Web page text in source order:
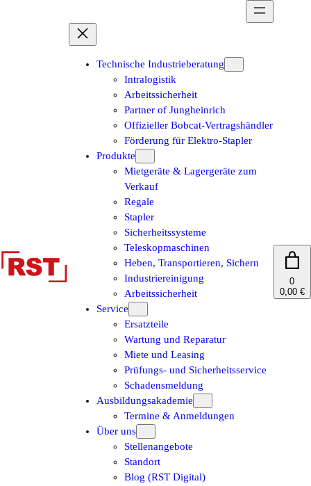
Technische Industrieberatung
Intralogistik
Arbeitssicherheit
Partner of Jungheinrich
Offizieller Bobcat-Vertragshändler
Förderung für Elektro-Stapler
Produkte
Mietgeräte & Lagergeräte zum
Verkauf
Regale
Stapler
Sicherheitssysteme
Teleskopmaschinen
Heben, Transportieren, Sichern
Industriereinigung
Arbeitssicherheit
Service
Ersatzteile
Wartung und Reparatur
Miete und Leasing
Prüfungs- und Sicherheitsservice
Schadensmeldung
Ausbildungsakademie
Termine & Anmeldungen
Über uns
Stellenangebote
Standort
Blog (RST Digital)
0
0,00 €